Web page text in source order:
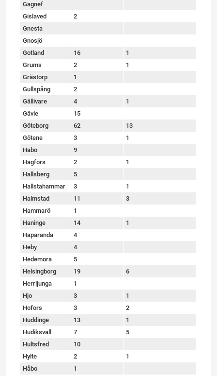
Gagnef
Gislaved
2
Gnesta
Gnosjö
Gotland
16
1
Grums
2
1
Grästorp
1
Gullspång
2
Gällivare
4
1
Gävle
15
Göteborg
62
13
Götene
3
1
Habo
9
Hagfors
2
1
Hallsberg
5
Hallstahammar
3
1
Halmstad
11
3
Hammarö
1
Haninge
14
1
Haparanda
4
Heby
4
Hedemora
5
Helsingborg
19
6
Herrljunga
1
Hjo
3
1
Hofors
3
2
Huddinge
13
1
Hudiksvall
7
5
Hultsfred
10
Hylte
2
1
Håbo
1